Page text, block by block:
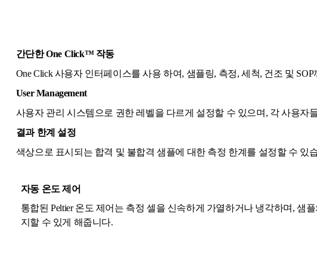
간단한 One Click™ 작동
One Click 사용자 인터페이스를 사용 하여, 샘플링, 측정, 세척, 건조 및
User Management
사용자 관리 시스템으로 권한 레벨을 다르게 설정할 수 있으며, 각 사용자
결과 한계 설정
색상으로 표시되는 합격 및 불합격 샘플에 대한 측정 한계를 설정할 수 있
자동 온도 제어
통합된 Peltier 온도 제어는 측정 셀을 신속하게 가열하거나 냉각하며, 샘
지할 수 있게 해줍니다.